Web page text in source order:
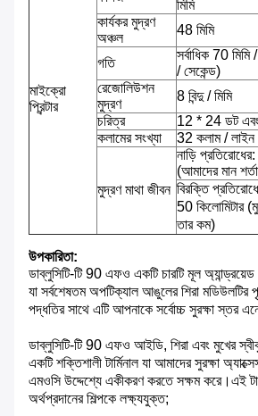
মাইক্রো
প্রিন্টার
মিমি
কার্যকর মুদ্রণ
অঞ্চল
48 মিমি
গতি
সর্বাধিক 70
/ সেকেন্ড)
রেজোলিউশন
মুদ্রণ
8 বিন্দু / মিমি
চরিত্র
12 * 24 ডট
কলামের সংখ্যা
32 কলাম / লাইন
মুদ্রণ মাথা জীবন
নাড়ি
(আমাদের মান
বিরক্তি
50 কিলোমিটার
তার কম)
উপকারিতা:
ডাব্লুসিটি-টি 90 এফও একটি চারটি মূল অ্যান্ড্রয়েড
যা সর্বশেষতম অপটিক্যাল আঙুলের শিরা মডিউলটির
পদ্ধতির সাথে এটি আপনাকে সর্বোচ্চ সুরক্ষা স্তর
ডাব্লুসিটি-টি 90 এফও আইডি, শিরা এবং মুখের
একটি শক্তিশালী টার্মিনাল যা আমাদের সুরক্ষা
এমওসি উদ্দেশ্যে একীকরণ করতে সক্ষম করে।এই
অর্থপ্রদানের শিল্পকে লক্ষ্যযুক্ত;